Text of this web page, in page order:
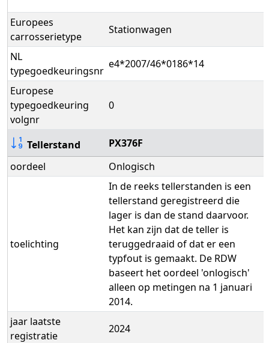
Europees
carrosserietype
Stationwagen
NL
typegoedkeuringsnr
e4*2007/46*0186*14
Europese
typegoedkeuring
volgnr
0
Tellerstand
PX376F
oordeel
Onlogisch
toelichting
In de reeks tellerstanden is een
tellerstand geregistreerd die
lager is dan de stand daarvoor.
Het kan zijn dat de teller is
teruggedraaid of dat er een
typfout is gemaakt. De RDW
baseert het oordeel 'onlogisch'
alleen op metingen na 1 januari
2014.
jaar laatste
registratie
2024